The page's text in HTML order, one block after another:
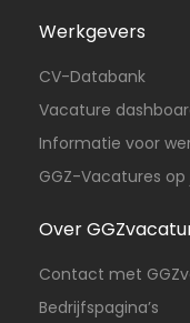
Werkgevers
CV-Databank
Vacature
Informatie voor
GGZ-Vacatures op
Over
Contact met
Bedrijfspagina’s